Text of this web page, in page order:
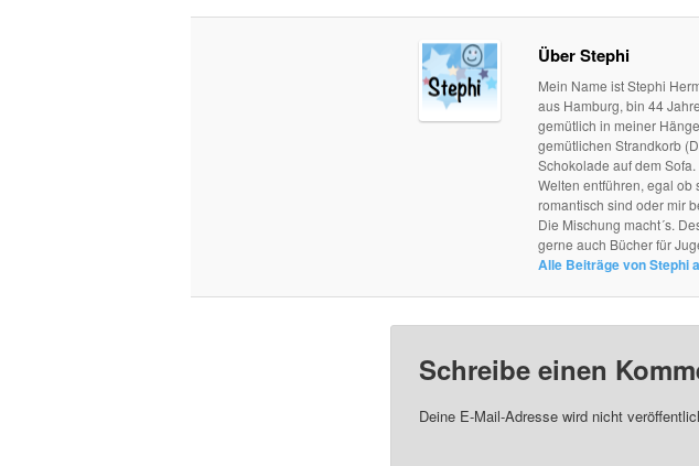
Über Stephi
Mein Name ist Stephi
aus Hamburg, bin 44
gemütlich in meiner
gemütlichen Strandkorb
Schokolade auf dem
Welten entführen, egal ob
romantisch sind oder mir
Die Mischung macht´s.
gerne auch Bücher für
Alle Beiträge von Stephi
Schreibe einen
Deine E-Mail-Adresse wird nicht